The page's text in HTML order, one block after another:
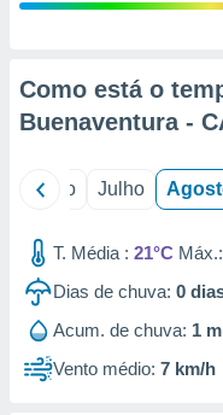
estudos
1199
Como está o
Buenaventura -
Junho Julho
T. Média : 21°C Máx.:
Dias de chuva: 0
Acum. de chuva: 1
Vento médio: 7 km/h